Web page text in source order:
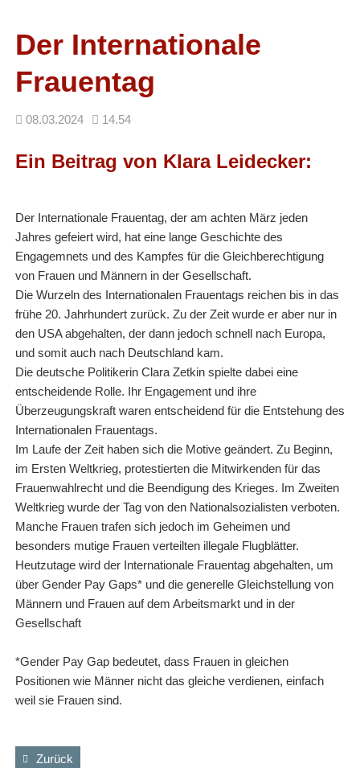
Der Internationale
Frauentag
08.03.2024 14.54
Ein Beitrag von Klara Leidecker:
Der Internationale Frauentag, der am achten März jeden
Jahres gefeiert wird, hat eine lange Geschichte des
Engagemnets und des Kampfes für die Gleichberechtigung
von Frauen und Männern in der Gesellschaft.
Die Wurzeln des Internationalen Frauentags reichen bis in das
frühe 20. Jahrhundert zurück. Zu der Zeit wurde er aber nur in
den USA abgehalten, der dann jedoch schnell nach Europa,
und somit auch nach Deutschland kam.
Die deutsche Politikerin Clara Zetkin spielte dabei eine
entscheidende Rolle. Ihr Engagement und ihre
Überzeugungskraft waren entscheidend für die Entstehung des
Internationalen Frauentags.
Im Laufe der Zeit haben sich die Motive geändert. Zu Beginn,
im Ersten Weltkrieg, protestierten die Mitwirkenden für das
Frauenwahlrecht und die Beendigung des Krieges. Im Zweiten
Weltkrieg wurde der Tag von den Nationalsozialisten verboten.
Manche Frauen trafen sich jedoch im Geheimen und
besonders mutige Frauen verteilten illegale Flugblätter.
Heutzutage wird der Internationale Frauentag abgehalten, um
über Gender Pay Gaps* und die generelle Gleichstellung von
Männern und Frauen auf dem Arbeitsmarkt und in der
Gesellschaft
*Gender Pay Gap bedeutet, dass Frauen in gleichen
Positionen wie Männer nicht das gleiche verdienen, einfach
weil sie Frauen sind.
Zurück